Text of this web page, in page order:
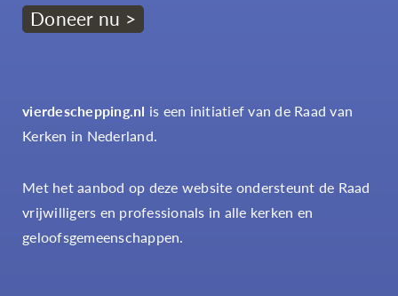
Doneer nu >
vierdeschepping.nl is een initiatief van de Raad van
Kerken in Nederland.
Met het aanbod op deze website ondersteunt de Raad
vrijwilligers en professionals in alle kerken en
geloofsgemeenschappen.